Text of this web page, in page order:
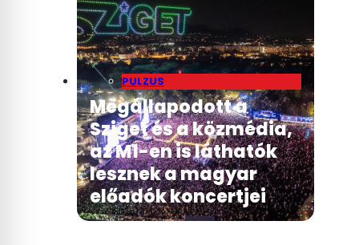
PULZUS
Megállapodott a
Sziget és a közmédia,
az M1-en is láthatók
lesznek a magyar
előadók koncertjei